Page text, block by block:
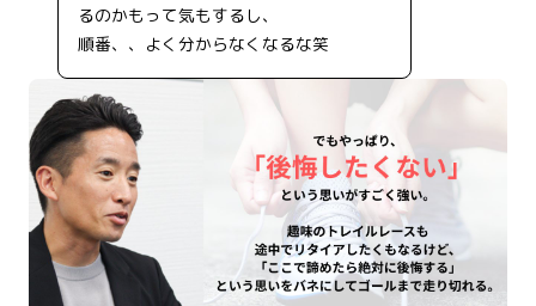
るのかもって気もするし、
順番、、よく分からなくなるな笑